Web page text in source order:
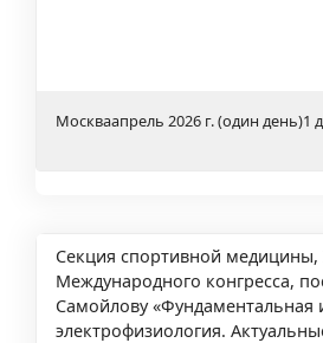
Москваапрель 2026 г. (один день)1
Секция спортивной медицины,
Международного конгресса,
Самойлову «Фундаментальная
электрофизиология.